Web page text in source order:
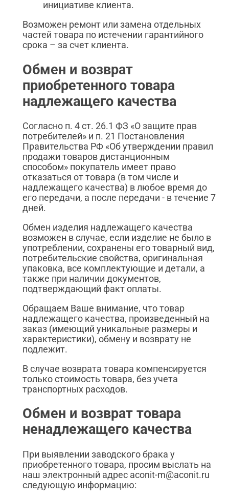
инициативе клиента.
Возможен ремонт или замена отдельных
частей товара по истечении гарантийного
срока – за счет клиента.
Обмен и возврат
приобретенного товара
надлежащего качества
Согласно п. 4 ст. 26.1 ФЗ «О защите прав
потребителей» и п. 21 Постановления
Правительства РФ «Об утверждении правил
продажи товаров дистанционным
способом» покупатель имеет право
отказаться от товара (в том числе и
надлежащего качества) в любое время до
его передачи, а после передачи - в течение 7
дней.
Обмен изделия надлежащего качества
возможен в случае, если изделие не было в
употреблении, сохранены его товарный вид,
потребительские свойства, оригинальная
упаковка, все комплектующие и детали, а
также при наличии документов,
подтверждающий факт оплаты.
Обращаем Ваше внимание, что товар
надлежащего качества, произведенный на
заказ (имеющий уникальные размеры и
характеристики), обмену и возврату не
подлежит.
В случае возврата товара компенсируется
только стоимость товара, без учета
транспортных расходов.
Обмен и возврат товара
ненадлежащего качества
При выявлении заводского брака у
приобретенного товара, просим выслать на
наш электронный адрес aconit-m@aconit.ru
следующую информацию: